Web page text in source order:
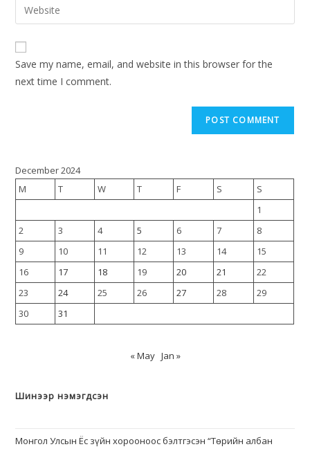
Save my name, email, and website in this browser for the
next time I comment.
December 2024
M
T W T F S
S
1
2
3 4 5 6 7
8
9
10 11 12 13 14
15
16
17 18 19 20 21
22
23
24 25 26 27 28
29
30
31
« May Jan »
Шинээр нэмэгдсэн
Монгол Улсын Ёс зүйн хорооноос бэлтгэсэн “Төрийн албан